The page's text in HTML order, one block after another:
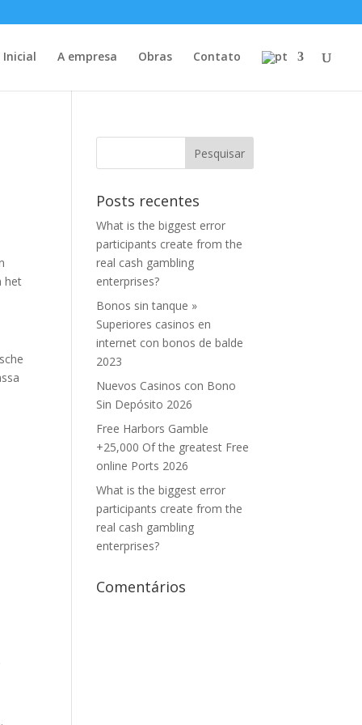
Inicial A empresa Obras Contato
het
Posts recentes
What is the biggest error
participants create from the
real cash gambling
enterprises?
Bonos sin tanque »
Superiores casinos en
internet con bonos de balde
2023
Nuevos Casinos con Bono
Sin Depósito 2026
Free Harbors Gamble
+25,000 Of the greatest Free
online Ports 2026
What is the biggest error
participants create from the
real cash gambling
enterprises?
Comentários